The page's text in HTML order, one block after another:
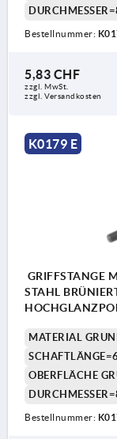
Bestellnummer:
5,83 CHF
zzgl. MwSt.
zzgl. Versandkosten
K0179 E
GRIFFSTANGE
STAHL
MATERIAL
OBERFLÄCHE
Bestellnummer: